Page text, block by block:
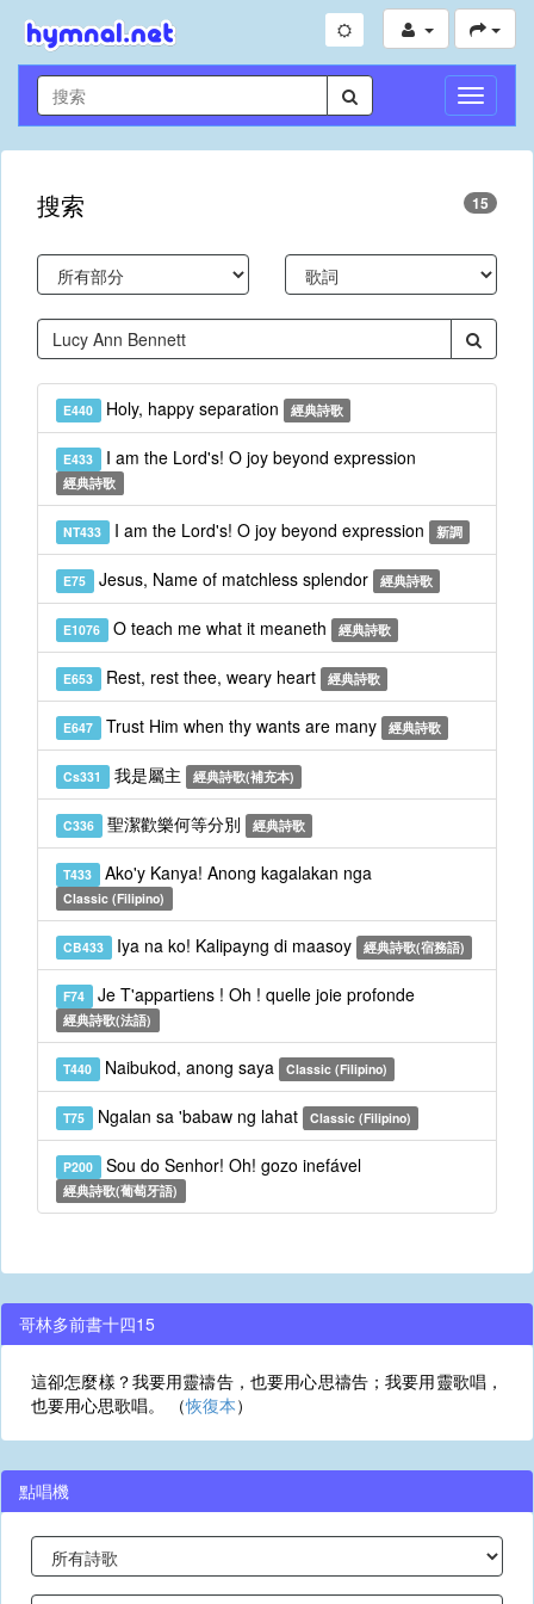
切
換
導
搜索 15
E440 Holy, happy separation 經典詩歌
E433 I am the Lord's! O joy beyond expression
經典詩歌
NT433 I am the Lord's! O joy beyond expression 新調
E75 Jesus, Name of matchless splendor 經典詩歌
E1076 O teach me what it meaneth 經典詩歌
E653 Rest, rest thee, weary heart 經典詩歌
E647 Trust Him when thy wants are many 經典詩歌
Cs331 我是屬主 經典詩歌(補充本)
C336 聖潔歡樂何等分別 經典詩歌
T433 Ako'y Kanya! Anong kagalakan nga
Classic (Filipino)
CB433 Iya na ko! Kalipayng di maasoy 經典詩歌(宿務語)
F74 Je T'appartiens ! Oh ! quelle joie profonde
經典詩歌(法語)
T440 Naibukod, anong saya Classic (Filipino)
T75 Ngalan sa 'babaw ng lahat Classic (Filipino)
P200 Sou do Senhor! Oh! gozo inefável
經典詩歌(葡萄牙語)
哥林多前書十四15
這卻怎麼樣？我要用靈禱告，也要用心思禱告；我要用靈歌唱，
也要用心思歌唱。 （恢復本）
點唱機